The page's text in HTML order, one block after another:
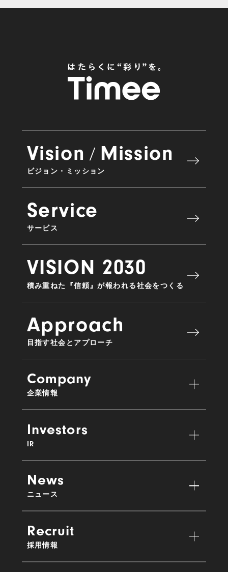
Vision / Mission
ビジョン・ミッション
Service
サービス
VISION 2030
積み重ねた『信頼』が報われる社会をつくる
Approach
目指す社会とアプローチ
Company
企業情報
Investors
IR
News
ニュース
Recruit
採用情報